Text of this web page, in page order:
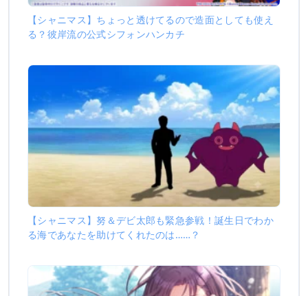
【シャニマス】ちょっと透けてるので造面としても使え
る？彼岸流の公式シフォンハンカチ
【シャニマス】努＆デビ太郎も緊急参戦！誕生日でわか
る海であなたを助けてくれたのは……？